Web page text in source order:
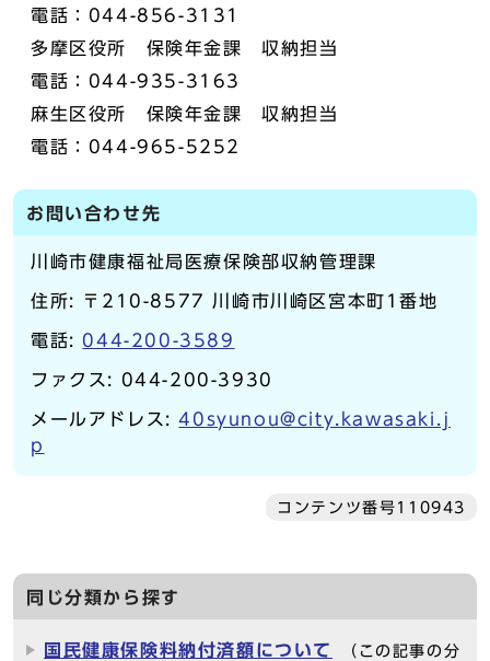
電話：044-856-3131
多摩区役所 保険年金課 収納担当
電話：044-935-3163
麻生区役所 保険年金課 収納担当
電話：044-965-5252
お問い合わせ先
川崎市健康福祉局医療保険部収納管理課
住所: 〒210-8577 川崎市川崎区宮本町1番地
電話: 044-200-3589
ファクス: 044-200-3930
メールアドレス:40syunou@city.kawasaki.j
p
コンテンツ番号110943
同じ分類から探す
国民健康保険料納付済額について
（この記事の分